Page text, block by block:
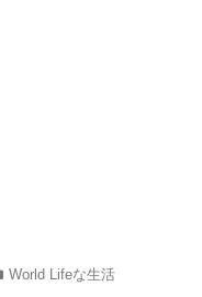
World Lifeな生活